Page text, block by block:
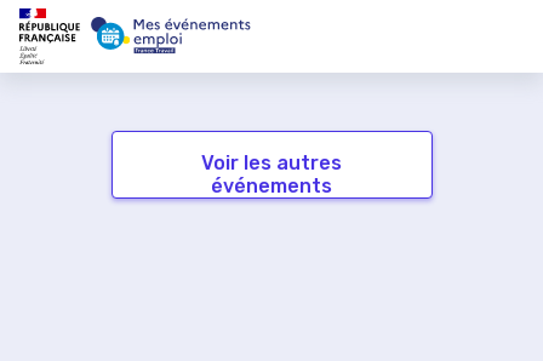
Voir les autres
événements